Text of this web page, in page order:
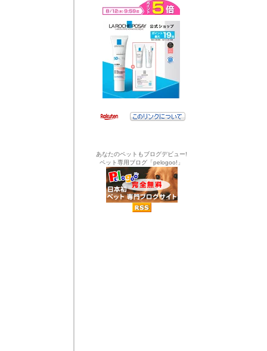
あなたのペットもブログデビュー!
ペット専用ブログ「pelogoo!」